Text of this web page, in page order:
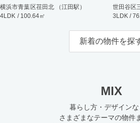
横浜市青葉区荏田北 （江田駅）
4LDK / 100.64㎡
世田谷区
3LDK /
新着の物件を探
MIX
暮らし方・デザインな
さまざまなテーマの物件